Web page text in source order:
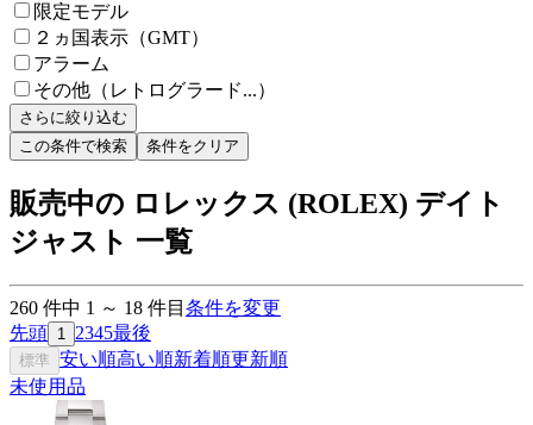
限定モデル
２ヵ国表示（GMT）
アラーム
その他（レトログラード...）
さらに絞り込む
この条件で検索
条件をクリア
販売中の ロレックス (ROLEX) デイト
ジャスト 一覧
260 件中 1 ～ 18 件目 条件を変更
先頭 1 2345最後
標準 安い順高い順新着順更新順
未使用品